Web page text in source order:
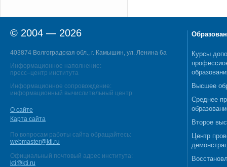
© 2004 — 2026
403874 Волгоградская обл., г. Камышин, ул. Ленина 6а
Информационное наполнение:
пресс–центр института
Информационное сопровождение:
информационный вычислительный центр
О сайте
Карта сайта
По вопросам работы сайта обращайтесь:
webmaster@kti.ru
Официальный почтовый адрес института:
kti@kti.ru
Курсы
Высшее
Среднее
Второе
Центр